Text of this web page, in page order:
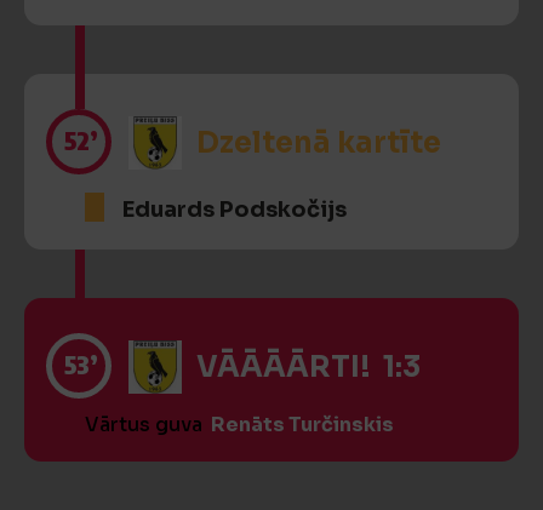
52’ Dzeltenā kartīte
Eduards Podskočijs
53’ VĀĀĀĀRTI! 1:3
Vārtus guva Renāts Turčinskis